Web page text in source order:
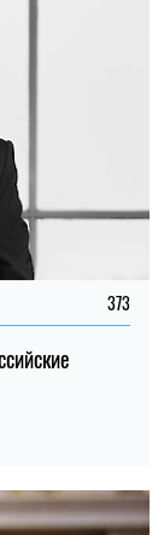
373